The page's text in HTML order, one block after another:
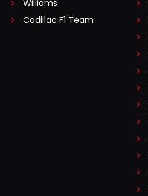
Williams
Cadillac F1 Team